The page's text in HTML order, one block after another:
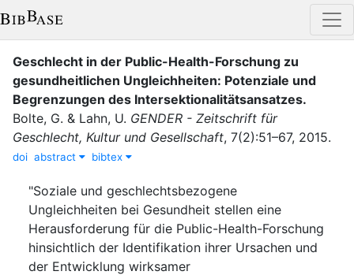
Geschlecht in der Public-Health-Forschung zu
gesundheitlichen Ungleichheiten: Potenziale und
Begrenzungen des Intersektionalitätsansatzes.
Bolte, G. & Lahn, U. GENDER - Zeitschrift für
Geschlecht, Kultur und Gesellschaft, 7(2):51–67, 2015.
doi abstract bibtex
"Soziale und geschlechtsbezogene
Ungleichheiten bei Gesundheit stellen eine
Herausforderung für die Public-Health-Forschung
hinsichtlich der Identifikation ihrer Ursachen und
der Entwicklung wirksamer